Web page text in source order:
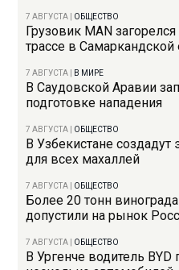
7 АВГУСТА ОБЩЕСТВО
Грузовик MAN
трассе в Самаркандской
7 АВГУСТА В МИРЕ
В Саудовской Аравии
подготовке нападения
7 АВГУСТА ОБЩЕСТВО
В Узбекистане создадут
для всех махаллей
7 АВГУСТА ОБЩЕСТВО
Более 20 тонн
допустили на рынок
7 АВГУСТА ОБЩЕСТВО
В Ургенче водитель